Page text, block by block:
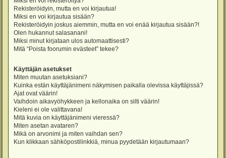
Rekisteröidyin, mutta en voi kirjautua!
Miksi en voi kirjautua sisään?
Rekisteröidyin joskus aiemmin, mutta en voi enää kirjautua sisään?!
Olen hukannut salasanani!
Miksi minut kirjataan ulos automaattisesti?
Mitä “Poista foorumin evästeet” tekee?
Käyttäjän asetukset
Miten muutan asetuksiani?
Kuinka estän käyttäjänimeni näkymisen paikalla olevissa käyttäjissä?
Ajat ovat väärin!
Vaihdoin aikavyöhykkeen ja kellonaika on silti väärin!
Kieleni ei ole valittavana!
Mitä kuvia on käyttäjänimeni vieressä?
Miten asetan avataren?
Mikä on arvonimi ja miten vaihdan sen?
Kun klikkaan sähköpostilinkkiä, minua pyydetään kirjautumaan?